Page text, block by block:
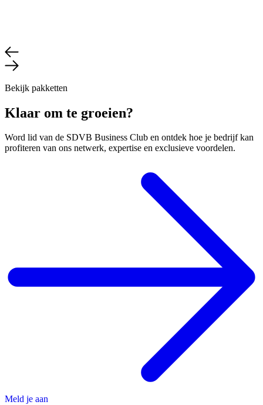
Bekijk pakketten
Klaar om te groeien?
Word lid van de SDVB Business Club en ontdek hoe je bedrijf kan
profiteren van ons netwerk, expertise en exclusieve voordelen.
Meld je aan